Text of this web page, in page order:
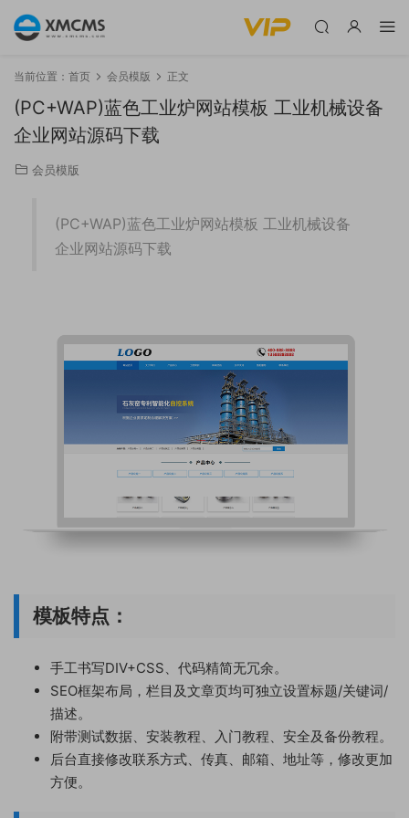
当前位置： 首页 会员模版 正文
(PC+WAP)蓝色工业炉网站模板 工业机械设备
企业网站源码下载
会员模版
(PC+WAP)蓝色工业炉网站模板 工业机械设备
企业网站源码下载
模板特点：
手工书写DIV+CSS、代码精简无冗余。
SEO框架布局，栏目及文章页均可独立设置标题/关键词/
描述。
附带测试数据、安装教程、入门教程、安全及备份教程。
后台直接修改联系方式、传真、邮箱、地址等，修改更加
方便。